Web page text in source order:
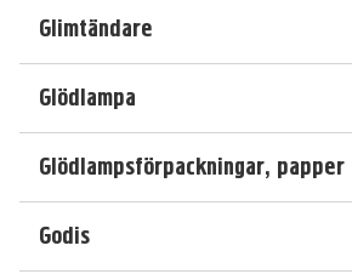
Glimtändare
Glödlampa
Glödlampsförpackningar, papper
Godis